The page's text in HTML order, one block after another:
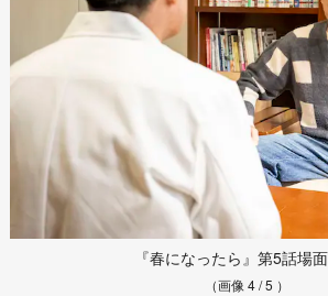
『春になったら』第5話場
（画像 4 / 5 ）